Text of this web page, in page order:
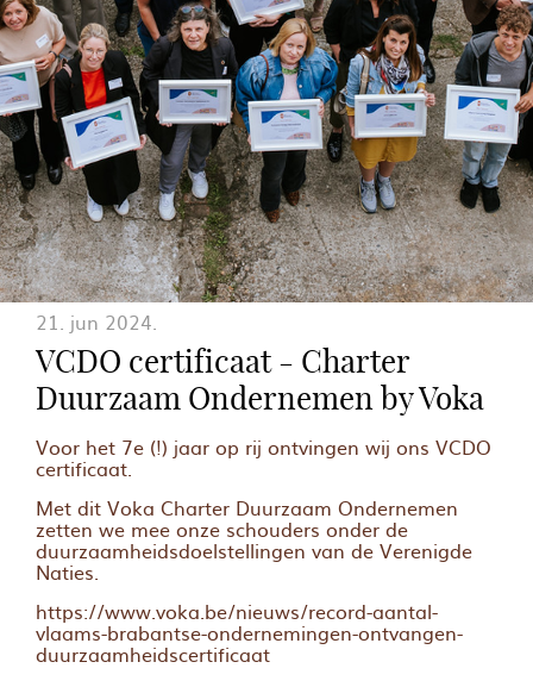
21. jun 2024.
VCDO certificaat - Charter
Duurzaam Ondernemen by Voka
Voor het 7e (!) jaar op rij ontvingen wij ons VCDO
certificaat.
Met dit Voka Charter Duurzaam Ondernemen
zetten we mee onze schouders onder de
duurzaamheidsdoelstellingen van de Verenigde
Naties.
https://www.voka.be/nieuws/record-aantal-
vlaams-brabantse-ondernemingen-ontvangen-
duurzaamheidscertificaat